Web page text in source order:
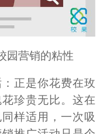
园营销的粘性
：正是你花费在玫
珍贵无比。这在
样适用，一次吸